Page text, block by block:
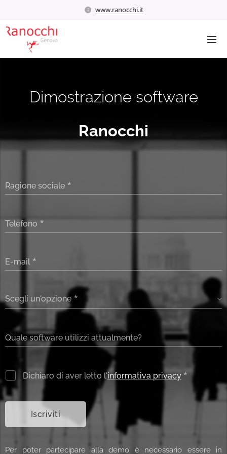
www.ranocchi.it
Dimostrazione software
Ranocchi
Ragione sociale
Telefono
E-mail
Scegli un'opzione
Quale software utilizzi attualmente?
Dichiaro di aver letto l'informativa privacy
Iscriviti
Per poter partecipare alla demo è necessario essere in